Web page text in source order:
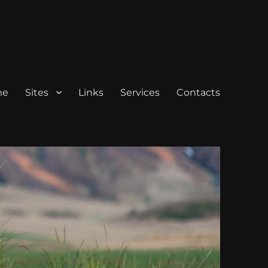
Sites Links Services Contacts